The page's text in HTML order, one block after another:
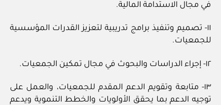
في مجال الاستدامة المالية.
١١- تصميم وتنفيذ برامج تدريبية لتعزيز القدرات المؤسسية
للجمعيات.
١٢- إجراء الدراسات والبحوث في مجال تمكين الجمعيات.
١٣- متابعة وتقويم الدعم المقدم للجمعيات، والعمل على
توجيه الدعم بما يحقق الأولويات والخطط التنموية ويدعم